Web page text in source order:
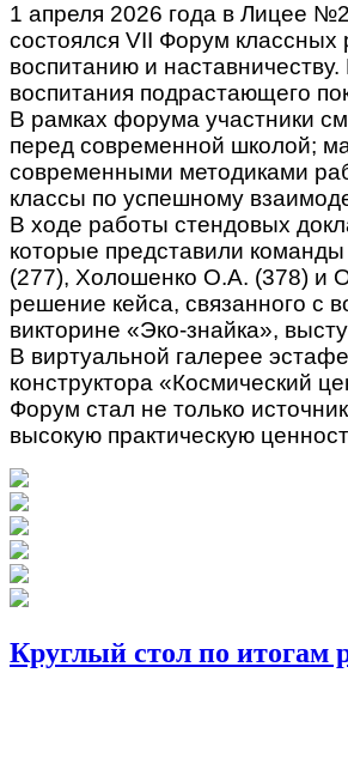
1 апреля 2026 года в Лицее
состоялся VII Форум классных
воспитанию и
воспитания подрастающего
В рамках форума участники
перед современной школой;
современными методиками
классы по успешному
В ходе работы стендовых
которые представили
(277), Холошенко О.А. (378) и
решение кейса, связанного с
викторине «Эко-знайка»,
В виртуальной галерее
конструктора «Космический
Форум стал не только
высокую практическую
Круглый стол по итогам